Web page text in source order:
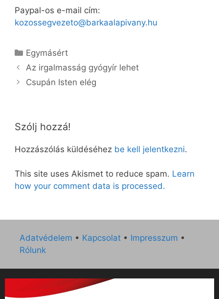
Paypal-os e-mail cím:
kozossegvezeto@barkaalapivany.hu
Kategória
Egymásért
Az irgalmasság gyógyír lehet
Csupán Isten elég
Szólj hozzá!
Hozzászólás küldéséhez be kell jelentkezni.
This site uses Akismet to reduce spam. Learn
how your comment data is processed.
Adatvédelem • Kapcsolat • Impresszum •
Rólunk